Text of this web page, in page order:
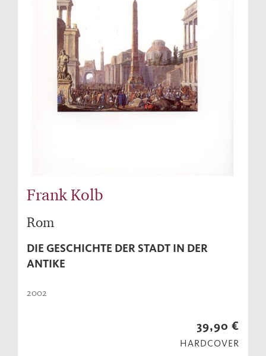
Frank Kolb
Rom
DIE GESCHICHTE DER STADT IN DER
ANTIKE
2002
39,90 €
HARDCOVER